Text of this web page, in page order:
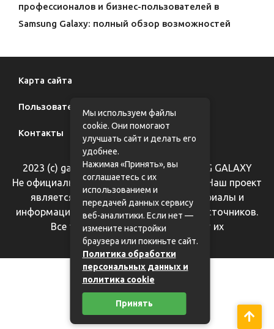
профессионалов и бизнес-пользователей в
Samsung Galaxy: полный обзор возможностей
Карта сайта
Пользовательское соглашение
Контакты
2023 (с) galaxy62.ru - фан-сайт SAMSUNG GALAXY
Не официальный информационный сайт. Наш проект
является справочным, все фотоматериалы и
информация взяты из общедоступных источников.
Все торговые марки принадлежат их
правообладателям.
Мы используем файлы
cookie. Они помогают
улучшать сайт и делать его
удобнее.
Нажимая «Принять», вы
соглашаетесь с их
использованием и
передачей данных сервису
веб-аналитики. Если нет —
измените настройки
браузера или покиньте сайт.
Политика обработки
персональных данных и
политика cookie
Принять